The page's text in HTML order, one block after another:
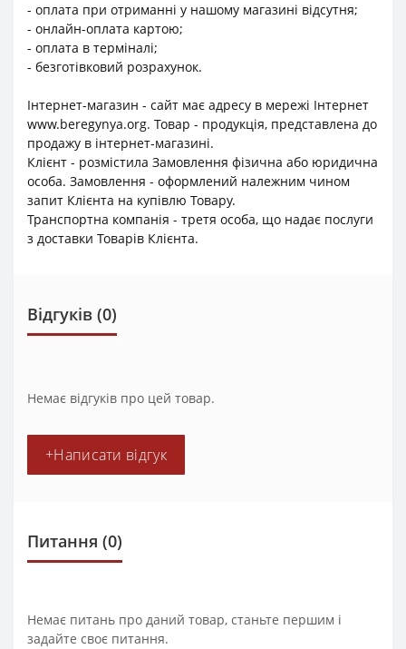
- оплата при отриманні у нашому магазині відсутня;
- онлайн-оплата картою;
- оплата в терміналі;
- безготівковий розрахунок.
Інтернет-магазин - сайт має адресу в мережі Інтернет
www.beregynya.org. Товар - продукція, представлена до
продажу в інтернет-магазині.
Клієнт - розмістила Замовлення фізична або юридична
особа. Замовлення - оформлений належним чином
запит Клієнта на купівлю Товару.
Транспортна компанія - третя особа, що надає послуги
з доставки Товарів Клієнта.
Відгуків (0)
Немає відгуків про цей товар.
+Написати відгук
Питання (0)
Немає питань про даний товар, станьте першим і
задайте своє питання.